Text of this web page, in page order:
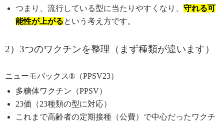
つまり、流行している型に当たりやすくなり、 守れる可
能性が上がるという考え方です。
2）3つのワクチンを整理（まず種類が違います）
ニューモバックス®（PPSV23）
多糖体ワクチン（PPSV）
23価（23種類の型に対応）
これまで高齢者の定期接種（公費）で中心だったワクチ